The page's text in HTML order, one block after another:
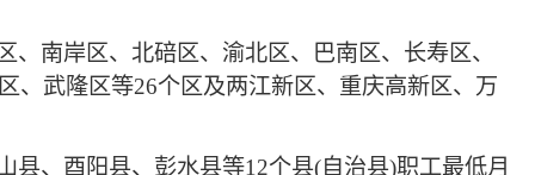
南岸区、北碚区、渝北区、巴南区、长寿区、
、武隆区等26个区及两江新区、重庆高新区、万
、酉阳县、彭水县等12个县(自治县)职工最低月